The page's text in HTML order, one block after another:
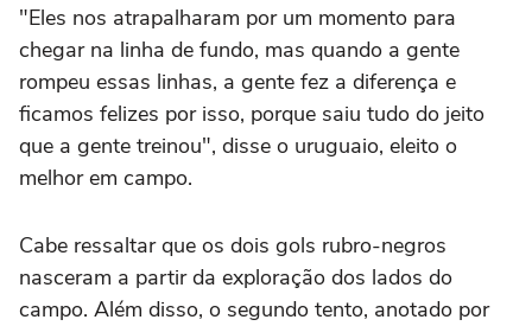
"Eles nos atrapalharam por um momento para
chegar na linha de fundo, mas quando a gente
rompeu essas linhas, a gente fez a diferença e
ficamos felizes por isso, porque saiu tudo do jeito
que a gente treinou", disse o uruguaio, eleito o
melhor em campo.
Cabe ressaltar que os dois gols rubro-negros
nasceram a partir da exploração dos lados do
campo. Além disso, o segundo tento, anotado por